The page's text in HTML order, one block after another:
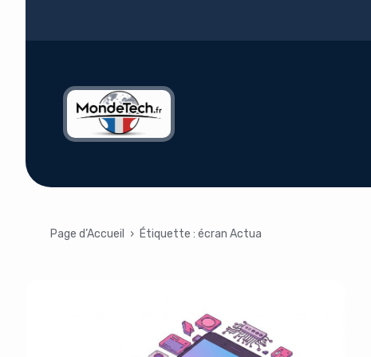
Page d’Accueil › Étiquette :écran Actua